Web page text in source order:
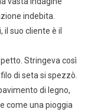
indebita.
il suo cliente è il
Stringeva così
di seta si spezzò.
di legno,
come una pioggia